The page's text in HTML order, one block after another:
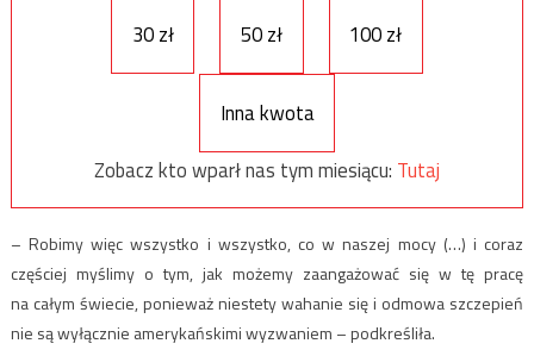
30 zł 50 zł 100 zł
Inna kwota
Zobacz kto wparł nas tym miesiącu: Tutaj
– Robimy więc wszystko i wszystko, co w naszej mocy (…) i coraz
częściej myślimy o tym, jak możemy zaangażować się w tę pracę
na całym świecie, ponieważ niestety wahanie się i odmowa szczepień
nie są wyłącznie amerykańskimi wyzwaniem – podkreśliła.